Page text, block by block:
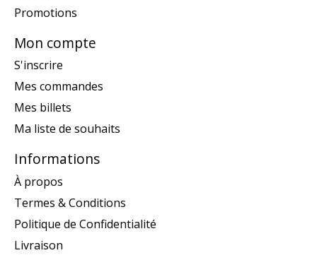
Promotions
Mon compte
S'inscrire
Mes commandes
Mes billets
Ma liste de souhaits
Informations
À propos
Termes & Conditions
Politique de Confidentialité
Livraison